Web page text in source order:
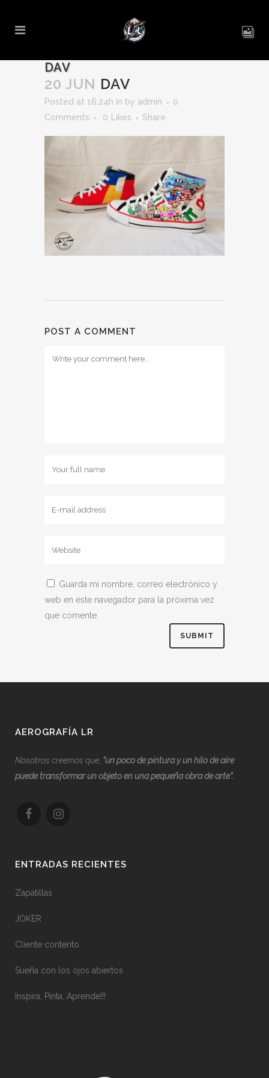
DAV
20 JUN DAV
Posted at 16:24h in by admin
0
Comments
0 Likes Share
POST A COMMENT
Guarda mi nombre, correo electrónico y
web en este navegador para la próxima vez
que comente.
AEROGRAFÍA LR
Nosotros creemos que, “un poco de pintura y un hilo de aire
puede transformar un objeto en una pequeña obra de arte”.
ENTRADAS RECIENTES
Zapatillas
JOKER
Cliente contento
Sueña con los ojos abiertos
Inspira, Pinta, Aprende!!!